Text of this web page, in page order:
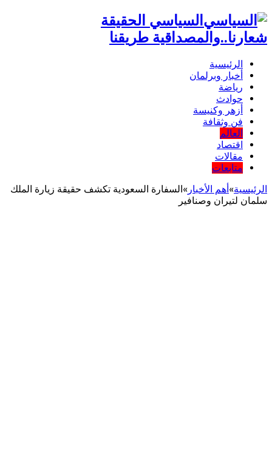
السياسي الحقيقة
شعارنا..والمصداقية طريقنا
الرئيسية
أخبار وبرلمان
رياضة
حوادث
أزهر وكنيسة
فن وثقافة
العالم
اقتصاد
مقالات
متابعات
الرئيسية»أهم اﻷخبار »السفارة السعودية تكشف حقيقة زيارة الملك
سلمان لتيران وصنافير